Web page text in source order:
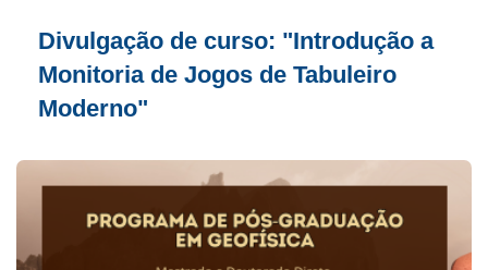
Divulgação de curso: "Introdução a
Monitoria de Jogos de Tabuleiro
Moderno"